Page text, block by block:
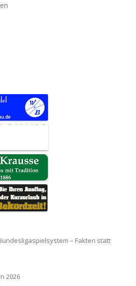
– Fakten statt
2026